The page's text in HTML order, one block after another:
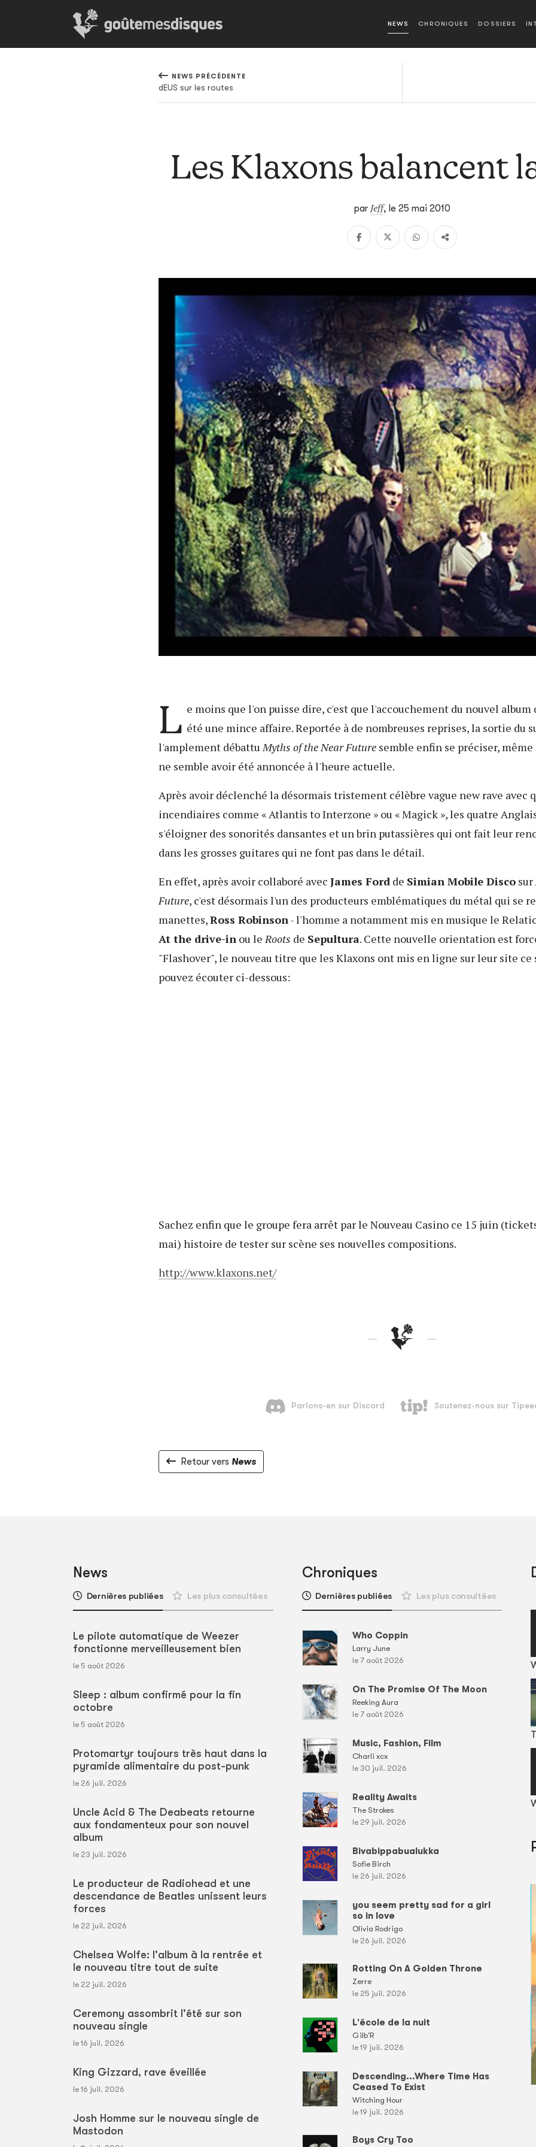
NEWS CHRONIQUES DOSSIERS
NEWS PRÉCÉDENTE
dEUS sur les routes
Les Klaxons balancent
par Jeff, le 25 mai 2010
L e moins que l'on puisse dire, c'est que l'accouchement du nouvel album
été une mince affaire. Reportée à de nombreuses reprises, la sortie du
l'amplement débattuMyths of the Near Futuresemble enfin se préciser, même
ne semble avoir été annoncée à l'heure actuelle.
Après avoir déclenché la désormais tristement célèbre vague new rave avec
incendiaires comme « Atlantis to Interzone » ou « Magick », les quatre
s'éloigner des sonorités dansantes et un brin putassières qui ont fait leur
dans les grosses guitares qui ne font pas dans le détail.
En effet, après avoir collaboré avec James Fordde Simian Mobile Discosur
Future, c'est désormais l'un des producteurs emblématiques du métal qui se
manettes,Ross Robinson- l'homme a notamment mis en musique le
At the drive-inou leRoots de Sepultura. Cette nouvelle orientation est
"Flashover", le nouveau titre que les Klaxons ont mis en ligne sur leur site ce
pouvez écouter ci-dessous:
Sachez enfin que le groupe fera arrêt par le Nouveau Casino ce 15 juin
mai) histoire de tester sur scène ses nouvelles compositions.
http://www.klaxons.net/
Retour vers News
News
Dernières publiées Les plus consultées
Le pilote automatique de Weezer
fonctionne merveilleusement bien
le 5 août 2026
Sleep : album confirmé pour la fin
octobre
le 5 août 2026
Protomartyr toujours très haut dans la
pyramide alimentaire du post-punk
le 26 juil. 2026
Uncle Acid & The Deabeats retourne
aux fondamenteux pour son nouvel
album
le 23 juil. 2026
Le producteur de Radiohead et une
descendance de Beatles unissent leurs
forces
le 22 juil. 2026
Chelsea Wolfe: l'album à la rentrée et
le nouveau titre tout de suite
le 22 juil. 2026
Ceremony assombrit l'été sur son
nouveau single
le 16 juil. 2026
King Gizzard, rave éveillée
le 16 juil. 2026
Josh Homme sur le nouveau single de
Mastodon
Chroniques
Dernières publiées Les plus consultées
Who Coppin
Larry June
le 7 août 2026
On The Promise Of The Moon
Reeking Aura
le 7 août 2026
Music, Fashion, Film
Charli xcx
le 30 juil. 2026
Reality Awaits
The Strokes
le 29 juil. 2026
Bivabippabualukka
Sofie Birch
le 26 juil. 2026
you seem pretty sad for a girl
so in love
Olivia Rodrigo
le 26 juil. 2026
Rotting On A Golden Throne
Zerre
le 25 juil. 2026
L'école de la nuit
Gilb'R
le 19 juil. 2026
Descending...Where Time Has
Ceased To Exist
Witching Hour
le 19 juil. 2026
Boys Cry Too